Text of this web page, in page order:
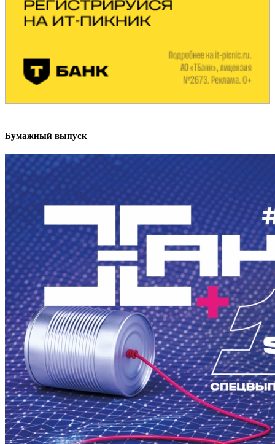
Бумажный выпуск